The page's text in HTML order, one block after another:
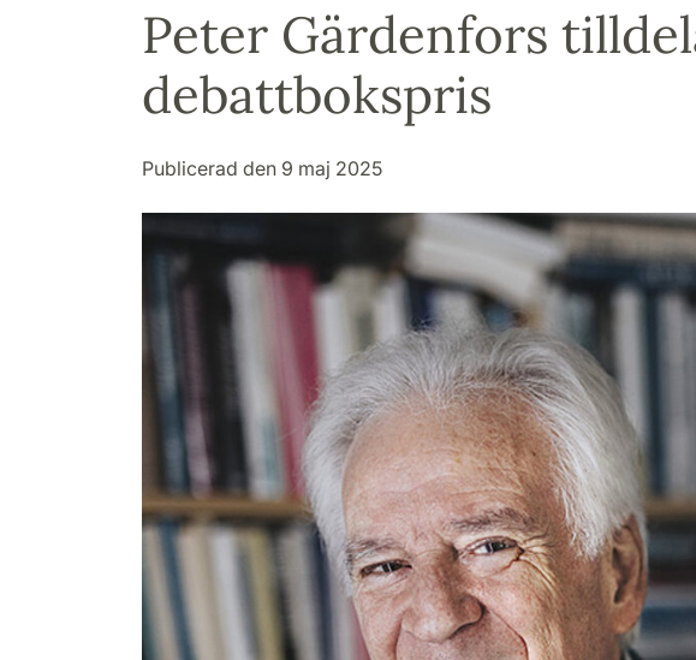
Peter Gärdenfors
debattbokspris
Publicerad den 9 maj 2025